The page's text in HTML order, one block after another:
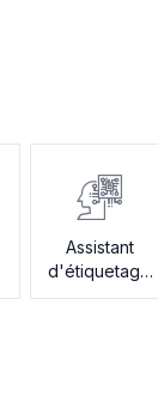
Assistant
d'étiquetage
de données